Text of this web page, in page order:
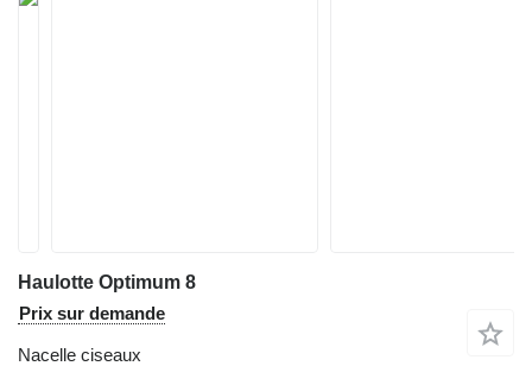
Haulotte Optimum 8
Prix sur demande
Nacelle ciseaux